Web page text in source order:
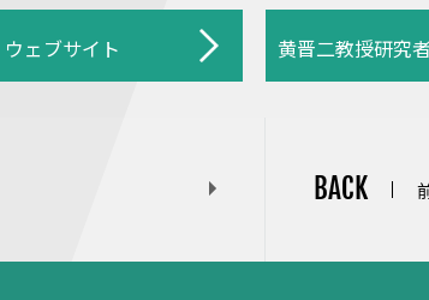
ェブサイト 黄晋二教授研究
BACK